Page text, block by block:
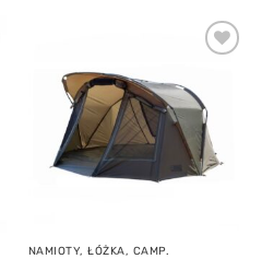
wishlist
NAMIOTY, ŁÓŻKA, CAMP.